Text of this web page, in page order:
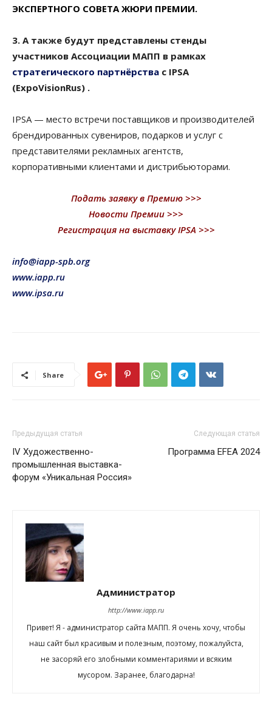
ЭКСПЕРТНОГО СОВЕТА ЖЮРИ ПРЕМИИ.
3. А также будут представлены стенды
участников Ассоциации МАПП в рамках
стратегического партнёрства с IPSA
(ExpoVisionRus) .
IPSA — место встречи поставщиков и производителей
брендированных сувениров, подарков и услуг с
представителями рекламных агентств,
корпоративными клиентами и дистрибьюторами.
Подать заявку в Премию >>>
Новости Премии >>>
Регистрация на выставку IPSA >>>
info@iapp-spb.org
www.iapp.ru
www.ipsa.ru
Share
Предыдущая статья
IV Художественно-
промышленная выставка-
форум «Уникальная Россия»
Следующая статья
Программа EFEA 2024
Администратор
http://www.iapp.ru
Привет! Я - администратор сайта МАПП. Я очень хочу, чтобы
наш сайт был красивым и полезным, поэтому, пожалуйста,
не засоряй его злобными комментариями и всяким
мусором. Заранее, благодарна!